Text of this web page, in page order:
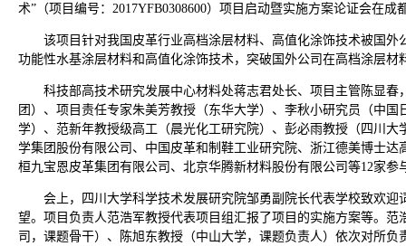
术”（项目编号：2017YFB0308600）项目启动暨实施方案论证会在成
该项目针对我国皮革行业高档涂层材料、高值化涂饰技术被国
功能性水基涂层材料和高值化涂饰技术，突破国外公司在高档涂层
科技部高技术研究发展中心材料处蒋志君处长、项目主管陈显
团）、项目责任专家朱美芳教授（东华大学）、李秋小研究员（中
学）、范新年教授级高工（晨光化工研究院）、彭必雨教授（四川
学集团股份有限公司、中国皮革和制鞋工业研究院、浙江德美博士
桓九宝恩皮革集团有限公司、北京华腾新材料股份有限公司等12家
会上，四川大学科学技术发展研究院邹勇副院长代表学校致欢
望。项目负责人范浩军教授代表项目组汇报了项目的实施方案等。
司，课题骨干）、陈旭东教授（中山大学，课题负责人）依次对所